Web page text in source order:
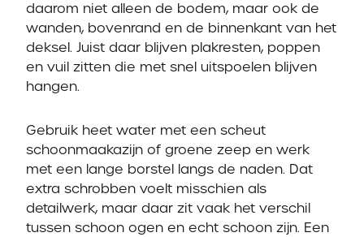
daarom niet alleen de bodem, maar ook de
wanden, bovenrand en de binnenkant van het
deksel. Juist daar blijven plakresten, poppen
en vuil zitten die met snel uitspoelen blijven
hangen.
Gebruik heet water met een scheut
schoonmaakazijn of groene zeep en werk
met een lange borstel langs de naden. Dat
extra schrobben voelt misschien als
detailwerk, maar daar zit vaak het verschil
tussen schoon ogen en echt schoon zijn. Een